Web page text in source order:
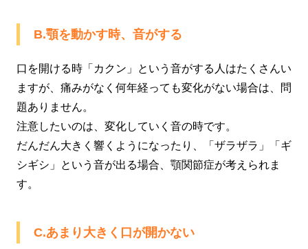
B.顎を動かす時、音がする
口を開ける時「カクン」という音がする人はたくさんい
ますが、痛みがなく何年経っても変化がない場合は、問
題ありません。
注意したいのは、変化していく音の時です。
だんだん大きく響くようになったり、「ザラザラ」「ギ
シギシ」という音が出る場合、顎関節症が考えられま
す。
C.あまり大きく口が開かない